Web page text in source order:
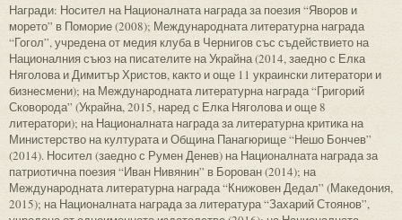
Награди: Носител на Националната награда за поезия “Яворов и
морето” в Поморие (2008); Международната литературна награда
“Гогол”, учредена от медия клуба в Чернигов със съдействието на
Националния съюз на писателите на Украйна (2014, заедно с Елка
Няголова и Димитър Христов, както и още 11 украински литератори и
бизнесмени); на Международната литературна награда “Григорий
Сковорода” (Украйна, 2015, наред с Елка Няголова и още 8
литератори); на Националната награда за литературна критика на
Министерство на културата и Община Панагюрище “Нешо Бончев”
(2014). Носител (заедно с Румен Денев) на Националната награда за
патриотична поезия “Иван Нивянин” в Борован (2014); на
Международната литературна награда “Книжовен Дедал” (Македония,
2015); на Националната награда за литература “Захарий Стоянов”,